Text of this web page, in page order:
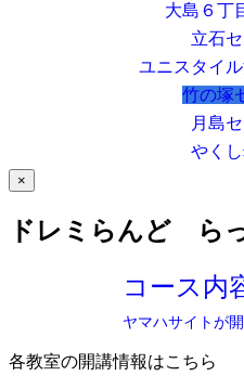
大島６丁
立石
ユニスタイ
竹の塚
月島
やく
×
ドレミらんど ら
コース内
ヤマハサイトが
各教室の開講情報はこちら